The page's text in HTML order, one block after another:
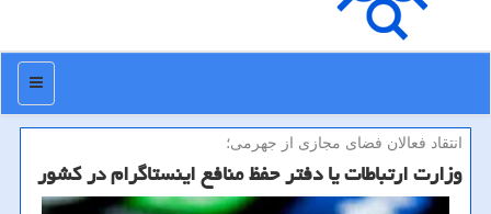
منو
انتقاد فعالان فضای مجازی از جهرمی؛
وزارت ارتباطات یا دفتر حفظ منافع اینستاگرام در كشور